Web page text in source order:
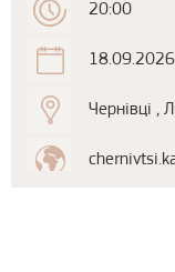
20:00
18.09.2026
Чернівці ,